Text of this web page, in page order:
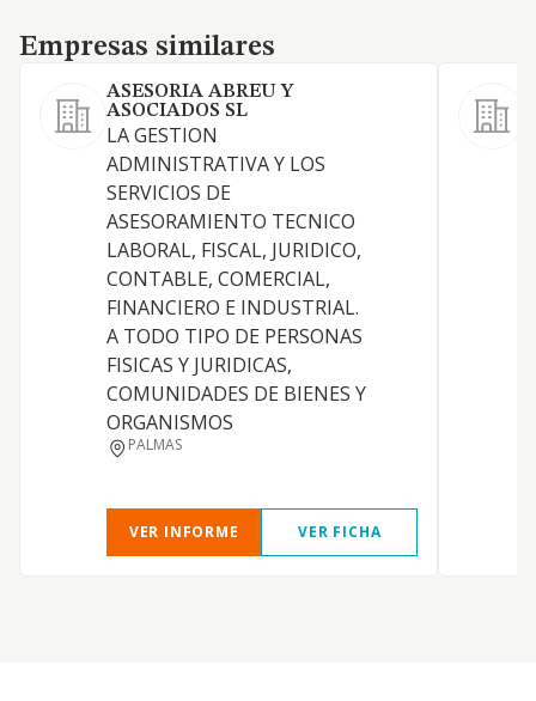
Empresas similares
Empresas similares
ASESORIA ABREU Y
ASOCIADOS SL
LA GESTION
ADMINISTRATIVA Y LOS
SERVICIOS DE
ASESORAMIENTO TECNICO
LABORAL, FISCAL, JURIDICO,
CONTABLE, COMERCIAL,
FINANCIERO E INDUSTRIAL.
A TODO TIPO DE PERSONAS
FISICAS Y JURIDICAS,
COMUNIDADES DE BIENES Y
ORGANISMOS
PALMAS
VER INFORME VER FICHA